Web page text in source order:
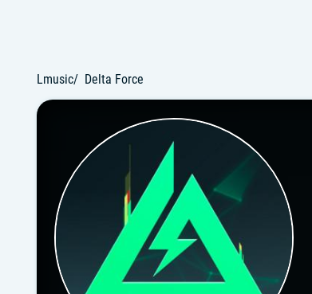
Lmusic Delta Force